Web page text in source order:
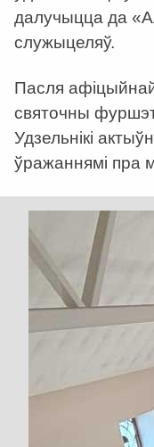
далучыцца да
служыцеляў.
Пасля
святочны
Удзельнікі
ўражаннямі пра